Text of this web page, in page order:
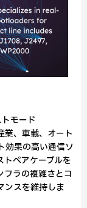
モード
、車載、オート
効果の高い通信ソ
ペアケーブルを
フラの複雑さとコ
ンスを維持しま